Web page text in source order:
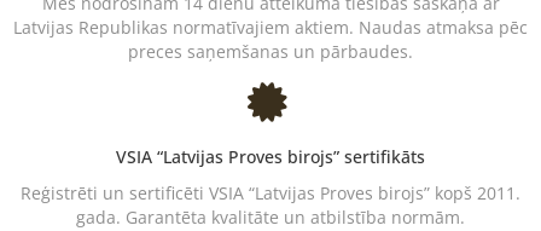
Latvijas Republikas normatīvajiem aktiem. Naudas atmaksa pēc
preces saņemšanas un pārbaudes.
VSIA “Latvijas Proves birojs” sertifikāts
Reģistrēti un sertificēti VSIA “Latvijas Proves birojs” kopš 2011.
gada. Garantēta kvalitāte un atbilstība normām.